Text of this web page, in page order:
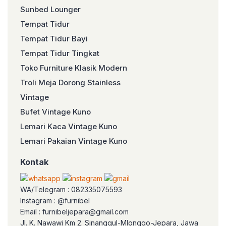
Sunbed Lounger
Tempat Tidur
Tempat Tidur Bayi
Tempat Tidur Tingkat
Toko Furniture Klasik Modern
Troli Meja Dorong Stainless
Vintage
Bufet Vintage Kuno
Lemari Kaca Vintage Kuno
Lemari Pakaian Vintage Kuno
Kontak
WA/Telegram : 082335075593
Instagram : @furnibel
Email : furnibeljepara@gmail.com
Jl. K. Nawawi Km 2. Sinanggul-Mlonggo-Jepara, Jawa